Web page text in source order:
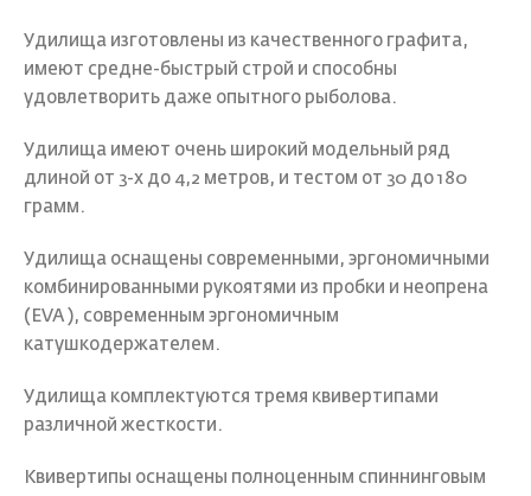
Удилища изготовлены из качественного графита,
имеют средне-быстрый строй и способны
удовлетворить даже опытного рыболова.
Удилища имеют очень широкий модельный ряд
длиной от 3-х до 4,2 метров, и тестом от 30 до 180
грамм.
Удилища оснащены современными, эргономичными
комбинированными рукоятями из пробки и неопрена
(EVA ), современным эргономичным
катушкодержателем.
Удилища комплектуются тремя квивертипами
различной жесткости.
Квивертипы оснащены полноценным спиннинговым